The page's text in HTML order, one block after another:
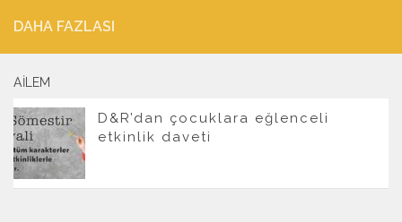
DAHA FAZLASI
AILEM
D&R’dan çocuklara eğlenceli
etkinlik daveti